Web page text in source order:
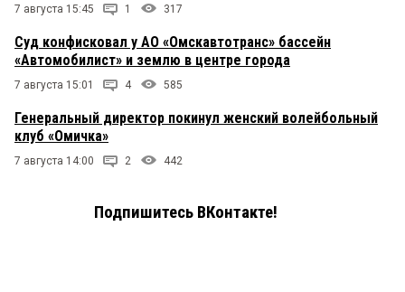
7 августа 15:45 1 317
Суд конфисковал у АО «Омскавтотранс» бассейн
«Автомобилист» и землю в центре города
7 августа 15:01 4 585
Генеральный директор покинул женский волейбольный
клуб «Омичка»
7 августа 14:00 2 442
Подпишитесь ВКонтакте!